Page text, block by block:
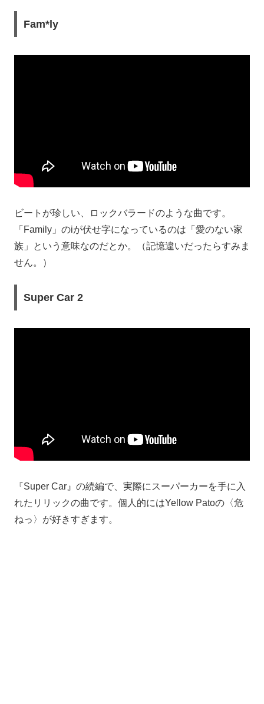
Fam*ly
ビートが珍しい、ロックバラードのような曲です。
「Family」のiが伏せ字になっているのは「愛のない家
族」という意味なのだとか。（記憶違いだったらすみま
せん。）
Super Car 2
『Super Car』の続編で、実際にスーパーカーを手に入
れたリリックの曲です。個人的にはYellow Patoの〈危
ねっ〉が好きすぎます。